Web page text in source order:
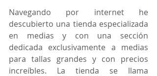
Navegando por internet he
descubierto una tienda especializada
en medias y con una sección
dedicada exclusivamente a medias
para tallas grandes y con precios